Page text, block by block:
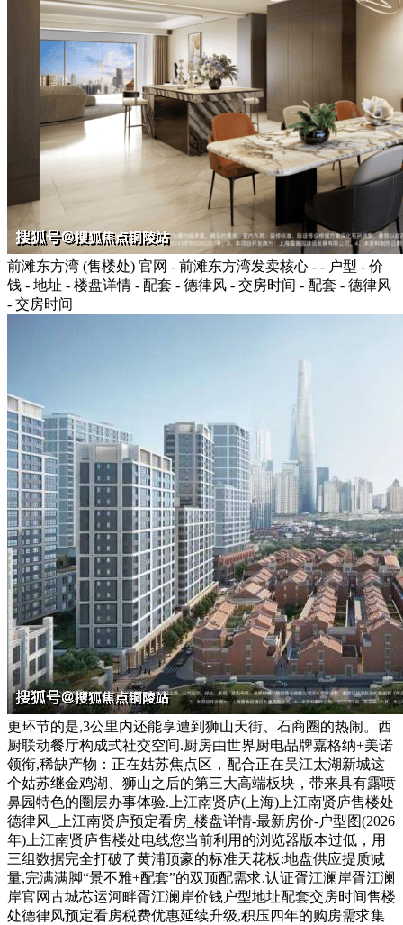
前滩东方湾 (售楼处) 官网 - 前滩东方湾发卖核心 - - 户型 - 价
钱 - 地址 - 楼盘详情 - 配套 - 德律风 - 交房时间 - 配套 - 德律风
- 交房时间
更环节的是,3公里内还能享遭到狮山天街、石商圈的热闹。西
厨联动餐厅构成式社交空间.厨房由世界厨电品牌嘉格纳+美诺
领衔,稀缺产物：正在姑苏焦点区，配合正在吴江太湖新城这
个姑苏继金鸡湖、狮山之后的第三大高端板块，带来具有露喷
鼻园特色的圈层办事体验.上江南贤庐(上海)上江南贤庐售楼处
德律风_上江南贤庐预定看房_楼盘详情-最新房价-户型图(2026
年)上江南贤庐售楼处电线您当前利用的浏览器版本过低，用
三组数据完全打破了黄浦顶豪的标准天花板:地盘供应提质减
量,完满满脚“景不雅+配套”的双顶配需求.认证胥江澜岸胥江澜
岸官网古城芯运河畔胥江澜岸价钱户型地址配套交房时间售楼
处德律风预定看房税费优惠延续升级,积压四年的购房需求集